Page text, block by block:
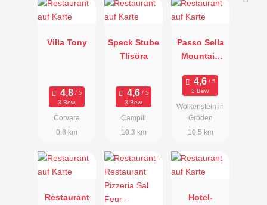
Villa Tony
3 Bew.
Corvara
0.8 km
Speck Stube
Tlisöra
3 Bew.
Campill
10.3 km
Passo Sella
Mountain
3 Bew.
Wolkenstein in
Gröden
10.5 km
Restaurant
Hotel-